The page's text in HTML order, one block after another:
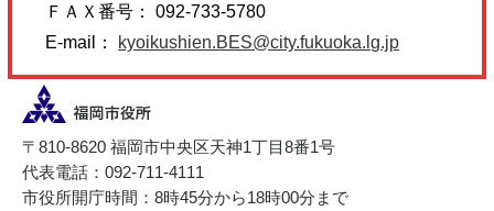
ＦＡＸ番号： 092-733-5780
E-mail：
kyoikushien.BES@city.fukuoka.lg.jp
〒810-8620 福岡市中央区天神1丁目8番1号
代表電話：092-711-4111
市役所開庁時間：8時45分から18時00分まで